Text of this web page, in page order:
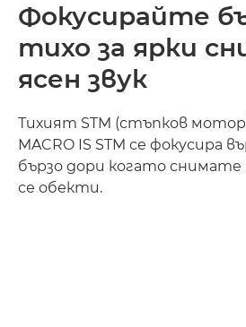
Фокусирайте
тихо за ярки
ясен звук
Тихият STM (стъпков
MACRO IS STM се фокусира
бързо дори когато
се обекти.